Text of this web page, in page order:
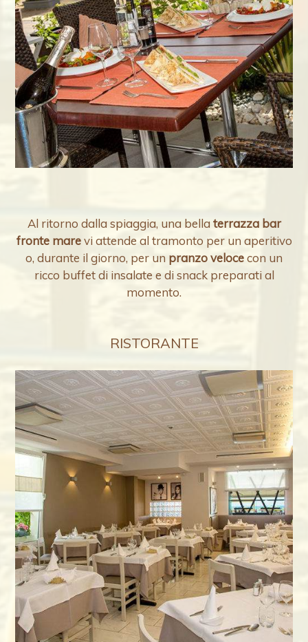
Al ritorno dalla spiaggia, una bellaterrazza bar
fronte marevi attende al tramonto per un aperitivo
o, durante il giorno, per un pranzo velocecon un
ricco buffet di insalate e di snack preparati al
momento.
RISTORANTE